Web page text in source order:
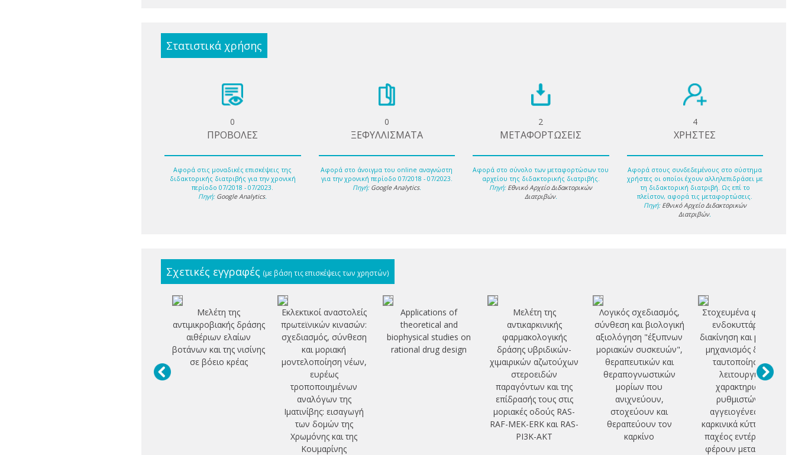
Στατιστικά χρήσης
0
ΠΡΟΒΟΛΕΣ
Αφορά στις μοναδικές επισκέψεις της
διδακτορικής διατριβής για την χρονική
περίοδο 07/2018 - 07/2023.
Πηγή: Google Analytics.
0
ΞΕΦΥΛΛΙΣΜΑΤΑ
Αφορά στο άνοιγμα του online αναγνώστη
για την χρονική περίοδο 07/2018 - 07/2023.
Πηγή: Google Analytics.
2
ΜΕΤΑΦΟΡΤΩΣΕΙΣ
Αφορά στο σύνολο των μεταφορτώσων του
αρχείου της διδακτορικής διατριβής.
Πηγή: Εθνικό Αρχείο Διδακτορικών
Διατριβών.
4
ΧΡΗΣΤΕΣ
Αφορά στους συνδεδεμένους στο σύστημα
χρήστες οι οποίοι έχουν αλληλεπιδράσει με
τη διδακτορική διατριβή. Ως επί το
πλείστον, αφορά τις μεταφορτώσεις.
Πηγή: Εθνικό Αρχείο Διδακτορικών
Διατριβών.
Σχετικές εγγραφές (με βάση τις επισκέψεις των χρηστών)
Μελέτη της
αντιμικροβιακής δράσης
αιθέριων ελαίων
βοτάνων και της νισίνης
σε βόειο κρέας
Εκλεκτικοί αναστολείς
πρωτεϊνικών κινασών:
σχεδιασμός, σύνθεση
και μοριακή
μοντελοποίηση νέων,
ευρέως
τροποποιημένων
αναλόγων της
Ιματινίβης: εισαγωγή
των δομών της
Χρωμόνης και της
Κουμαρίνης
Applications of
theoretical and
biophysical studies on
rational drug design
Μελέτη της
αντικαρκινικής
φαρμακολογικής
δράσης υβριδικών-
χιμαιρικών αζωτούχων
στεροειδών
παραγόντων και της
επίδρασής τους στις
μοριακές οδούς RAS-
RAF-MEK-ERK και RAS-
PI3K-AKT
Λογικός σχεδιασμός,
σύνθεση και βιολογική
αξιολόγηση "έξυπνων
μοριακών συσκευών",
θεραπευτικών και
θεραπογνωστικών
μορίων που
ανιχνεύουν,
στοχεύουν και
θεραπεύουν τον
καρκίνο
Στοχευμένα φάρμακα:
ενδοκυττάρωση,
διακίνηση και μοριακός
μηχανισμός δράσης:
ταυτοποίηση και
λειτουργικός
χαρακτηρισμός
ρυθμιστών της
αγγειογένεσης σε
καρκινικά κύτταρα του
παχέος εντέρου που
φέρουν μεταλλάξεις